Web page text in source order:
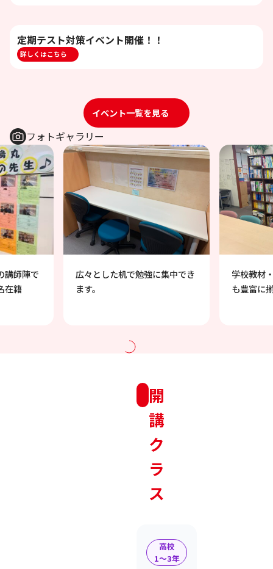
定期テスト対策イベント開催！！
詳しくはこちら
イベント一覧を見る
フォトギャラリー
師陣で
在籍
広々とした机で勉強に集中でき
ます。
学校教材
も豊富に
開
講
ク
ラ
ス
高校
1〜3年